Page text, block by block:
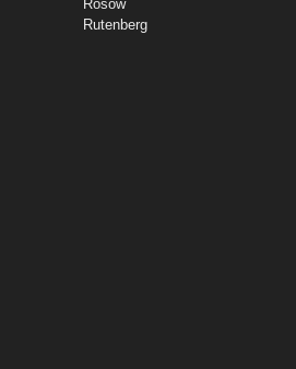
Rosow
Rutenberg